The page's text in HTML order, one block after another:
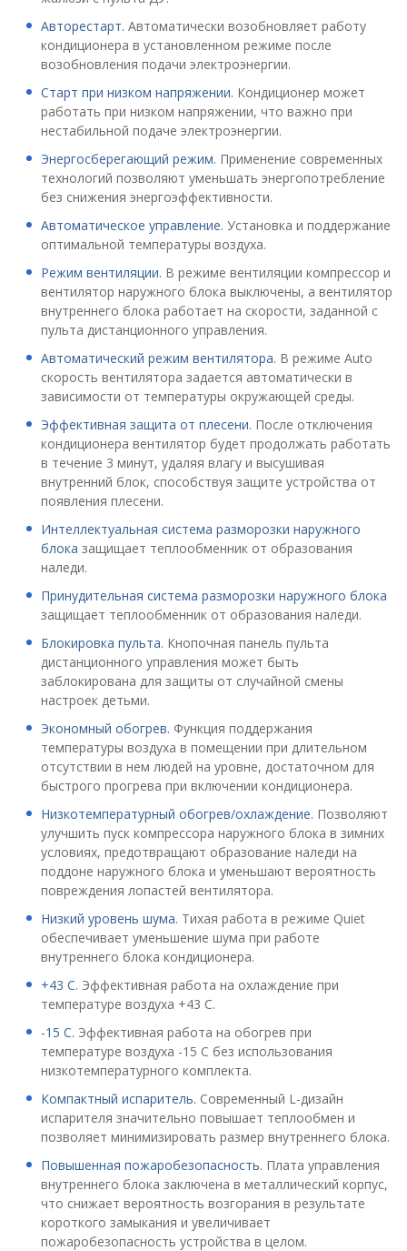
Авторестарт. Автоматически возобновляет работу
кондиционера в установленном режиме после
возобновления подачи электроэнергии.
Старт при низком напряжении. Кондиционер может
работать при низком напряжении, что важно при
нестабильной подаче электроэнергии.
Энергосберегающий режим. Применение современных
технологий позволяют уменьшать энергопотребление
без снижения энергоэффективности.
Автоматическое управление. Установка и поддержание
оптимальной температуры воздуха.
Режим вентиляции. В режиме вентиляции компрессор и
вентилятор наружного блока выключены, а вентилятор
внутреннего блока работает на скорости, заданной с
пульта дистанционного управления.
Автоматический режим вентилятора. В режиме Auto
скорость вентилятора задается автоматически в
зависимости от температуры окружающей среды.
Эффективная защита от плесени. После отключения
кондиционера вентилятор будет продолжать работать
в течение 3 минут, удаляя влагу и высушивая
внутренний блок, способствуя защите устройства от
появления плесени.
Интеллектуальная система разморозки наружного
блока защищает теплообменник от образования
наледи.
Принудительная система разморозки наружного блока
защищает теплообменник от образования наледи.
Блокировка пульта. Кнопочная панель пульта
дистанционного управления может быть
заблокирована для защиты от случайной смены
настроек детьми.
Экономный обогрев. Функция поддержания
температуры воздуха в помещении при длительном
отсутствии в нем людей на уровне, достаточном для
быстрого прогрева при включении кондиционера.
Низкотемпературный обогрев/охлаждение. Позволяют
улучшить пуск компрессора наружного блока в зимних
условиях, предотвращают образование наледи на
поддоне наружного блока и уменьшают вероятность
повреждения лопастей вентилятора.
Низкий уровень шума. Тихая работа в режиме Quiet
обеспечивает уменьшение шума при работе
внутреннего блока кондиционера.
+43 C. Эффективная работа на охлаждение при
температуре воздуха +43 С.
-15 C. Эффективная работа на обогрев при
температуре воздуха -15 С без использования
низкотемпературного комплекта.
Компактный испаритель. Современный L-дизайн
испарителя значительно повышает теплообмен и
позволяет минимизировать размер внутреннего блока.
Повышенная пожаробезопасность. Плата управления
внутреннего блока заключена в металлический корпус,
что снижает вероятность возгорания в результате
короткого замыкания и увеличивает
пожаробезопасность устройства в целом.